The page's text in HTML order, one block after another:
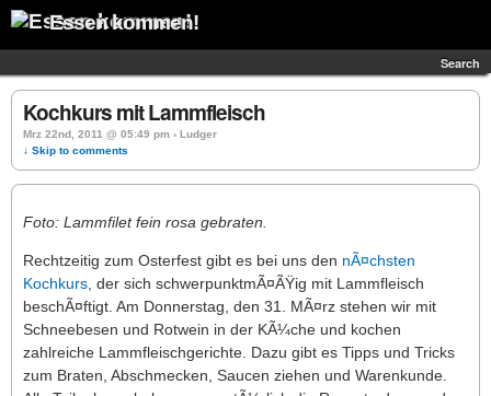
Essen kommen!
Search
Kochkurs mit Lammfleisch
Mrz 22nd, 2011 @ 05:49 pm › Ludger
↓ Skip to comments
Foto: Lammfilet fein rosa gebraten.
Rechtzeitig zum Osterfest gibt es bei uns den nÃ¤chsten
Kochkurs , der sich schwerpunktmÃ¤ÃŸig mit Lammfleisch
beschÃ¤ftigt. Am Donnerstag, den 31. MÃ¤rz stehen wir mit
Schneebesen und Rotwein in der KÃ¼che und kochen
zahlreiche Lammfleischgerichte. Dazu gibt es Tipps und Tricks
zum Braten, Abschmecken, Saucen ziehen und Warenkunde.